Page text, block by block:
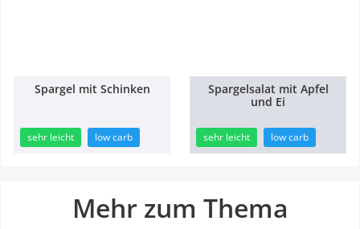
Spargel mit Schinken
sehr leicht low carb
Spargelsalat mit Apfel
und Ei
sehr leicht low carb
Mehr zum Thema